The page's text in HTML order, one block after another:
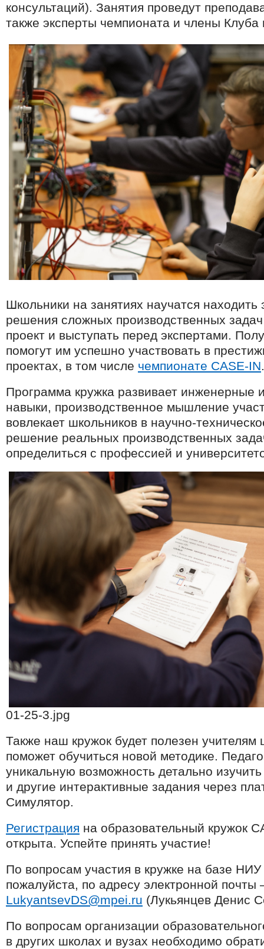
консультаций). Занятия проведут
также эксперты чемпионата и члены
Школьники на занятиях научатся
решения сложных производственных
проект и выступать перед экспертами.
помогут им успешно участвовать в
проектах, в том числе чемпионате CASE-IN.
Программа кружка развивает инженерные
навыки, производственное мышление
вовлекает школьников в научно-
решение реальных производственных
определиться с профессией и
01-25-3.jpg
Также наш кружок будет полезен учителям
поможет обучиться новой методике.
уникальную возможность детально
и другие интерактивные задания через
Симулятор.
Регистрация на образовательный кружок
открыта. Успейте принять участие!
По вопросам участия в кружке на базе
пожалуйста, по адресу электронной почты
LukyantsevDS@mpei.ru (Лукьянцев Денис
По вопросам организации
в других школах и вузах необходимо